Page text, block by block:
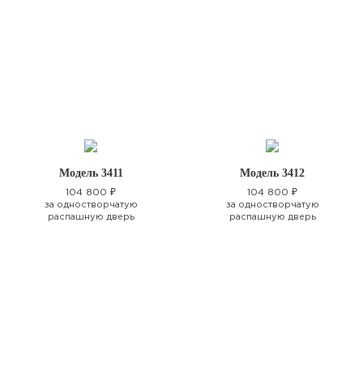
Модель 3411
104 800 ₽
за одностворчатую
распашную дверь
Модель 3412
104 800 ₽
за одностворчатую
распашную дверь